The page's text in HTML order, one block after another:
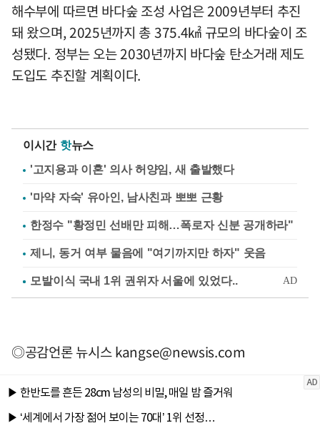
해수부에 따르면 바다숲 조성 사업은 2009년부터 추진
돼 왔으며, 2025년까지 총 375.4㎢ 규모의 바다숲이 조
성됐다. 정부는 오는 2030년까지 바다숲 탄소거래 제도
도입도 추진할 계획이다.
이시간 핫뉴스
'고지용과 이혼' 의사 허양임, 새 출발했다
'마약 자숙' 유아인, 남사친과 뽀뽀 근황
한정수 "황정민 선배만 피해…폭로자 신분 공개하라"
제니, 동거 여부 물음에 "여기까지만 하자" 웃음
◎공감언론 뉴시스kangse@newsis.com